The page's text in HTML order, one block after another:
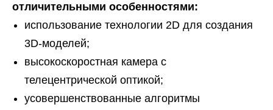
отличительными особенностями:
использование технологии 2D для создания
3D-моделей;
высокоскоростная камера с
телецентрической оптикой;
усовершенствованные алгоритмы